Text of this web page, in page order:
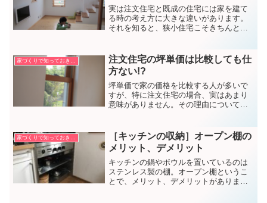
実は注文住宅と既成の住宅には家を建て
る時の考え方に大きな違いがあります。
それを知ると、狭小住宅こそきちんと設
注文住宅の坪単価は比較しても仕
方ない!?
坪単価で家の価格を比較する人が多いで
すが、特に注文住宅の場合、実はあまり
意味がありません。その理由について書
家づくりで知っておきたいこと
［キッチンの収納］オープン棚の
メリット、デメリット
キッチンの鍋やボウルを置いているのは
ステンレス製の棚。オープン棚というこ
とで、メリット、デメリットがありま